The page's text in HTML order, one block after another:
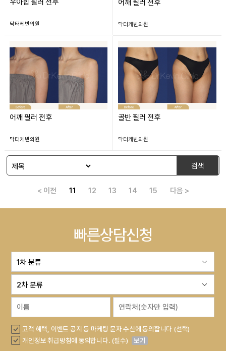
우아힙 필러 전후
닥터케빈의원
어깨 필러 전후
닥터케빈의원
어깨 필러 전후
닥터케빈의원
골반 필러 전후
닥터케빈의원
검색
< 이전 11 12 13 14 15 다음 >
빠른상담신청
고객 혜택, 이벤트 공지 등 마케팅 문자 수신에 동의합니다 (선택)
개인정보 취급방침에 동의합니다. (필수)
보기